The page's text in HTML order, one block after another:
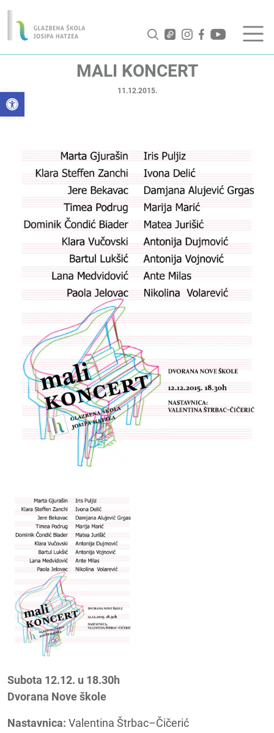
Open toolbar
MALI KONCERT
11.12.2015.
Subota 12.12. u 18.30h
Dvorana Nove škole
Nastavnica: Valentina Štrbac–Čičerić